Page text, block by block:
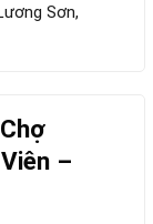
Sơn,
–